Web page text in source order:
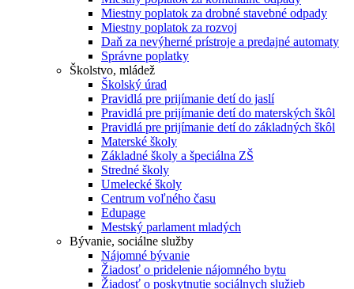
Miestny poplatok za drobné stavebné odpady
Miestny poplatok za rozvoj
Daň za nevýherné prístroje a predajné automaty
Správne poplatky
Školstvo, mládež
Školský úrad
Pravidlá pre prijímanie detí do jaslí
Pravidlá pre prijímanie detí do materských škôl
Pravidlá pre prijímanie detí do základných škôl
Materské školy
Základné školy a špeciálna ZŠ
Stredné školy
Umelecké školy
Centrum voľného času
Edupage
Mestský parlament mladých
Bývanie, sociálne služby
Nájomné bývanie
Žiadosť o pridelenie nájomného bytu
Žiadosť o poskytnutie sociálnych služieb